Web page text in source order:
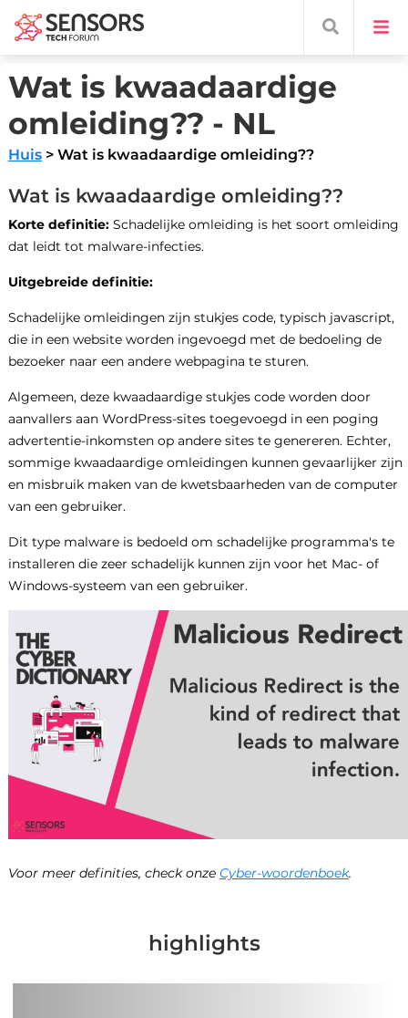
Wat is kwaadaardige
omleiding?? - NL
Huis> Wat is kwaadaardige omleiding??
Wat is kwaadaardige omleiding??
Korte definitie:Schadelijke omleiding is het soort omleiding
dat leidt tot malware-infecties.
Uitgebreide definitie:
Schadelijke omleidingen zijn stukjes code, typisch javascript,
die in een website worden ingevoegd met de bedoeling de
bezoeker naar een andere webpagina te sturen.
Algemeen, deze kwaadaardige stukjes code worden door
aanvallers aan WordPress-sites toegevoegd in een poging
advertentie-inkomsten op andere sites te genereren. Echter,
sommige kwaadaardige omleidingen kunnen gevaarlijker zijn
en misbruik maken van de kwetsbaarheden van de computer
van een gebruiker.
Dit type malware is bedoeld om schadelijke programma's te
installeren die zeer schadelijk kunnen zijn voor het Mac- of
Windows-systeem van een gebruiker.
Voor meer definities, check onze Cyber-woordenboek.
highlights